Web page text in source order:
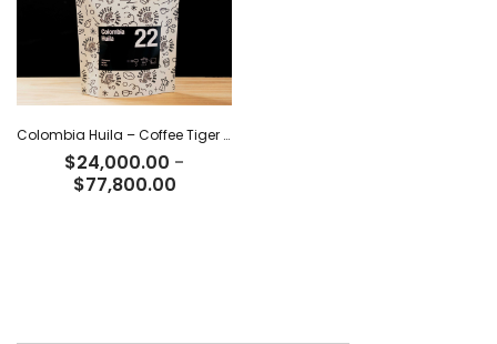
Colombia Huila – Coffee Tiger Co
$24,000.00 -
$77,800.00Rango